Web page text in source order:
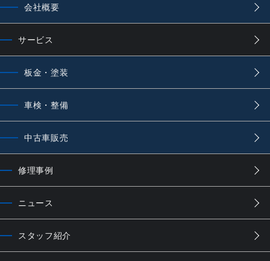
会社概要
サービス
板金・塗装
車検・整備
中古車販売
修理事例
ニュース
スタッフ紹介